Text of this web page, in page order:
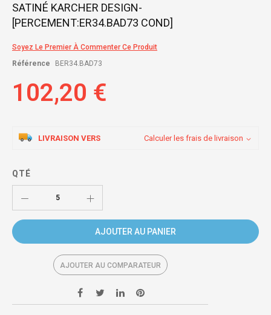
the
beginning
of
images
gallery
SATINÉ KARCHER DESIGN-
[PERCEMENT:ER34.BAD73 COND]
Soyez Le Premier À Commenter Ce Produit
Référence
BER34.BAD73
102,20 €
LIVRAISON VERS Calculer les frais de livraison
QTÉ
AJOUTER AU PANIER
AJOUTER AU COMPARATEUR